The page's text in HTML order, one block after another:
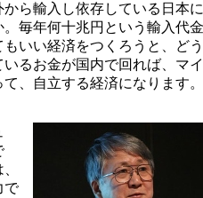
ら輸入し依存している日本
毎年何十兆円という輸入代
いい経済をつくろうと、ど
るお金が国内で回れば、マ
、自立する経済になります。
で